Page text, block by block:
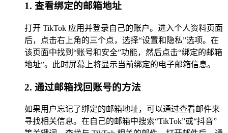
1. 查看绑定的邮箱地址
打开 TikTok 应用并登录自己的账户。进入个人资料页面
后，点击右上角的三个点，选择“设置和隐私”选项。在
该页面中找到“账号和安全”功能，然后点击“绑定的邮箱
地址”。此时屏幕上将显示当前绑定的电子邮箱信息。
2. 通过邮箱找回账号的方法
如果用户忘记了绑定的邮箱地址，可以通过查看邮件来
寻找相关信息。在自己的邮箱中搜索“TikTok”或“抖音”